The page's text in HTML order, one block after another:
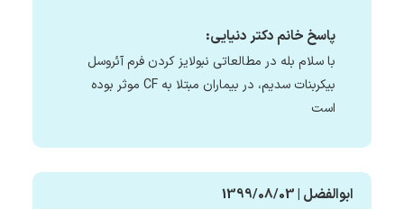
پاسخ خانم دکتر دنیایی:
با سلام بله در مطالعاتی نبولایز کردن فرم آئروسل
بیکربنات سدیم، در بیماران مبتلا به CF موثر بوده
است
ابوالفضل | 1399/08/03